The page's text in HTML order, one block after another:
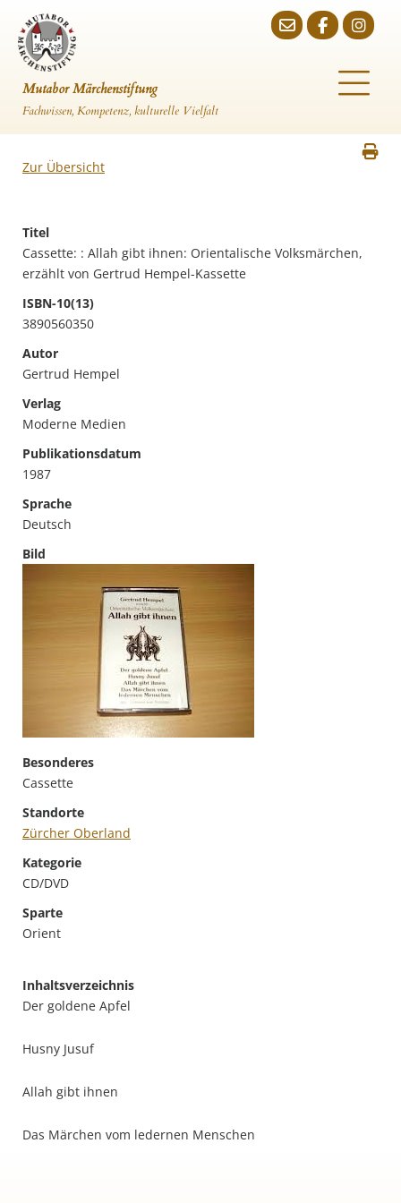
Mutabor Märchenstiftung
Fachwissen, Kompetenz, kulturelle Vielfalt
Zur Übersicht
Titel
Cassette: : Allah gibt ihnen: Orientalische Volksmärchen,
erzählt von Gertrud Hempel-Kassette
ISBN-10(13)
3890560350
Autor
Gertrud Hempel
Verlag
Moderne Medien
Publikationsdatum
1987
Sprache
Deutsch
Bild
Besonderes
Cassette
Standorte
Zürcher Oberland
Kategorie
CD/DVD
Sparte
Orient
Inhaltsverzeichnis
Der goldene Apfel
Husny Jusuf
Allah gibt ihnen
Das Märchen vom ledernen Menschen